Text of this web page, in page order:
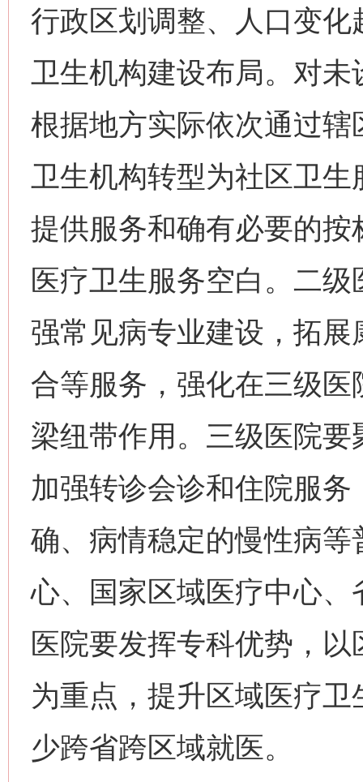
行政区划调整、人口变
卫生机构建设布局。对
根据地方实际依次通过
卫生机构转型为社区卫
提供服务和确有必要的
医疗卫生服务空白。二
强常见病专业建设，拓
合等服务，强化在三级
梁纽带作用。三级医院
加强转诊会诊和住院服
确、病情稳定的慢性病
心、国家区域医疗中心
医院要发挥专科优势，
为重点，提升区域医疗
少跨省跨区域就医。